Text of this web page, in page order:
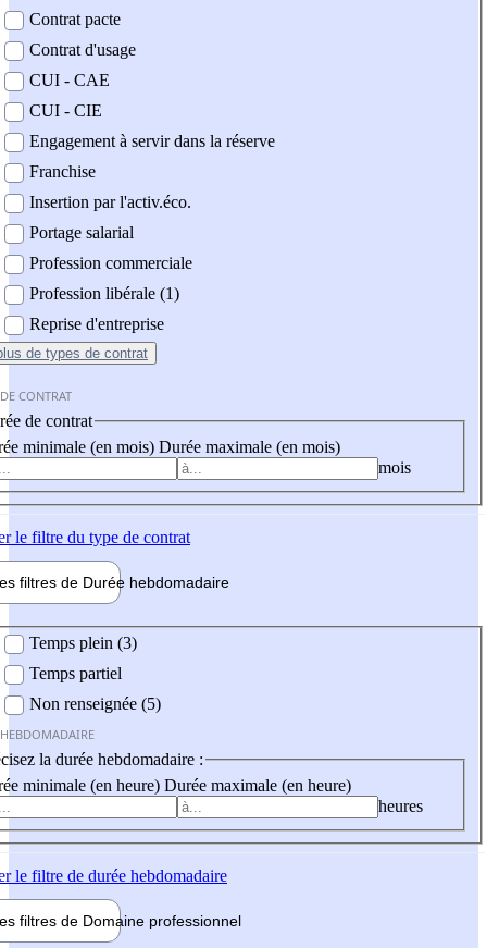
Contrat pacte
Contrat d'usage
CUI - CAE
CUI - CIE
Engagement à servir dans la réserve
Franchise
Insertion par l'activ.éco.
Portage salarial
Profession commerciale
Profession libérale (1)
Reprise d'entreprise
de types de contrat
CONTRAT
de contrat
minimale (en mois) Durée maximale (en mois)
mois
le filtre du type de contrat
filtres de Durée hebdomadaire
Temps plein (3)
Temps partiel
Non renseignée (5)
la durée hebdomadaire :
minimale (en heure) Durée maximale (en heure)
heures
le filtre de durée hebdomadaire
filtres de Domaine professionnel